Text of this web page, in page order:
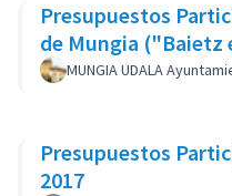
Presupuestos
de Mungia ("Baietz
MUNGIA UDALA
Presupuestos
2017